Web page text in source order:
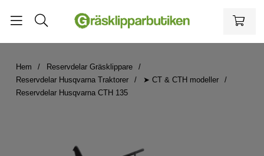
Hem
Reservdelar Gräsklippare
Reservdelar Husqvarna Traktorer
➤ CT & CTH modeller
Reservdelar Husqvarna CTH 135